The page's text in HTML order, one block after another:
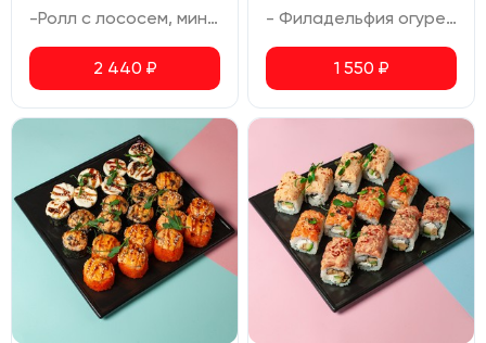
-Ролл с лососем, миндалем и ореховым соусом (сливочный сыр, авокадо, лосось, огурец, миндаль, ореховый соус) -Запеченный ролл Осака (креветка, сливочный сыр, авокадо, соус спайси, икра масаго, соус для запекания, соус унаги) -Запеченный ролл Мариока (креветка тигровая, лосось, сливочный сыр, соус унаги) -Темпура ролл с лососем (лосось, сливочный сыр, огурец, икра масаго, соус спайси, соус терияки)
2 440 ₽
- Филадельфия огурец (лосось, сливочный сыр, огурец, икра масаго) - Тар-тар лосось (лосось, авокадо, сыр сливочный, омлет, соус спайси) - Ролл с лососем (сливочный сыр, лосось, огурец)
1 550 ₽